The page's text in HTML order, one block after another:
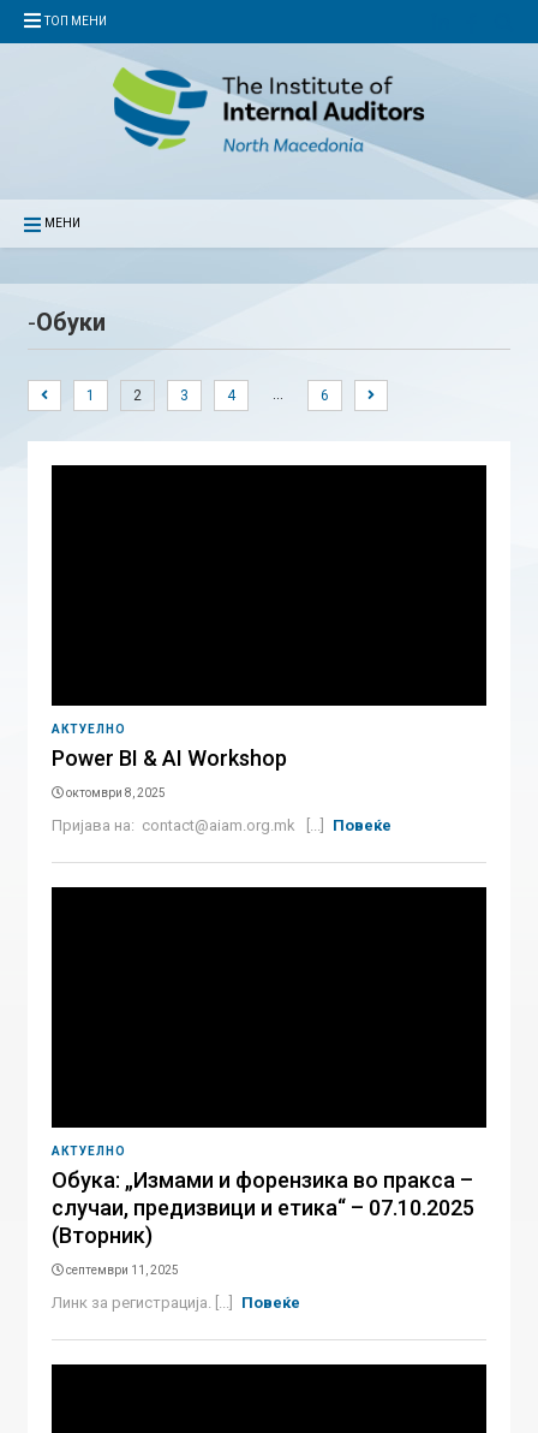
ТОП МЕНИ
МЕНИ
-Обуки
1 2 3 4 … 6
АКТУЕЛНО
Power BI & AI Workshop
октомври 8, 2025
Пријава на: contact@aiam.org.mk [...] Повеќе
АКТУЕЛНО
Oбука: „Измами и форензика во пракса –
случаи, предизвици и етика“ – 07.10.2025
(Вторник)
септември 11, 2025
Линк за регистрација. [...] Повеќе